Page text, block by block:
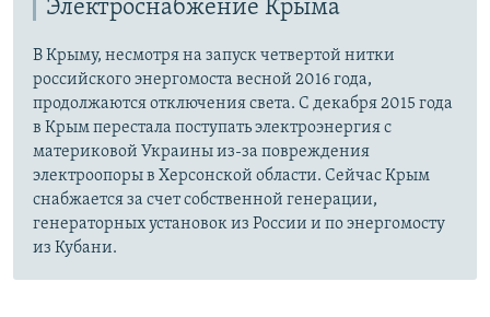
Электроснабжение Крыма
В Крыму, несмотря на запуск четвертой нитки
российского энергомоста весной 2016 года,
продолжаются отключения света. С декабря 2015 года
в Крым перестала поступать электроэнергия с
материковой Украины из-за повреждения
электроопоры в Херсонской области. Сейчас Крым
снабжается за счет собственной генерации,
генераторных установок из России и по энергомосту
из Кубани.